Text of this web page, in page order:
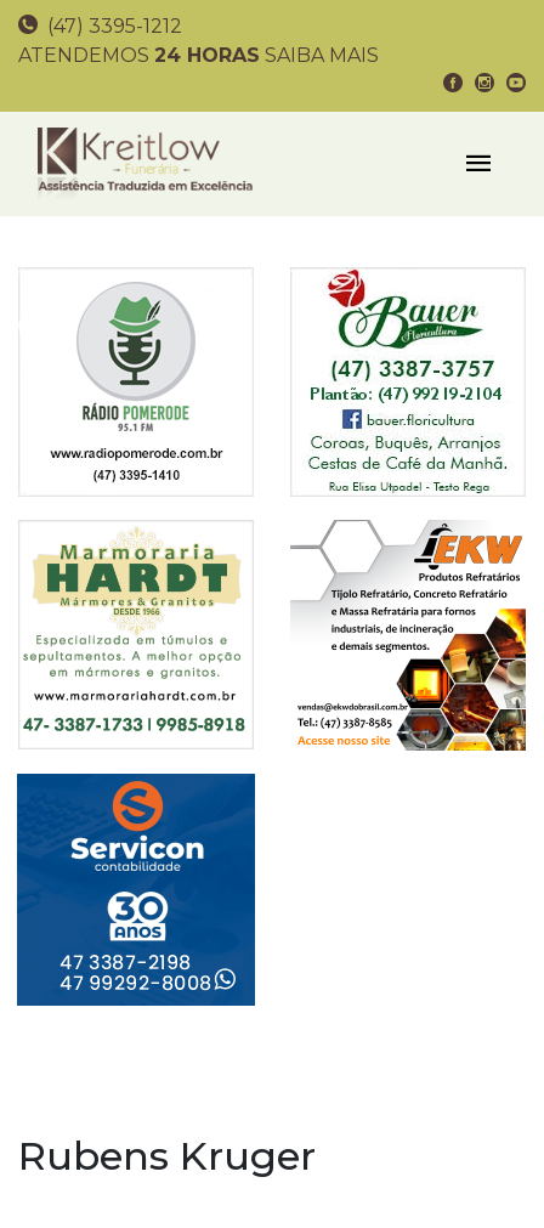
(47) 3395-1212
ATENDEMOS 24 HORAS SAIBA MAIS
Rubens Kruger